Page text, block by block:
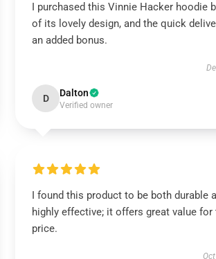
I purchased this Vinnie Hacker hoodie
of its lovely design, and the quick
an added bonus.
D Dalton
Verified owner
I found this product to be both durable
highly effective; it offers great value for
price.